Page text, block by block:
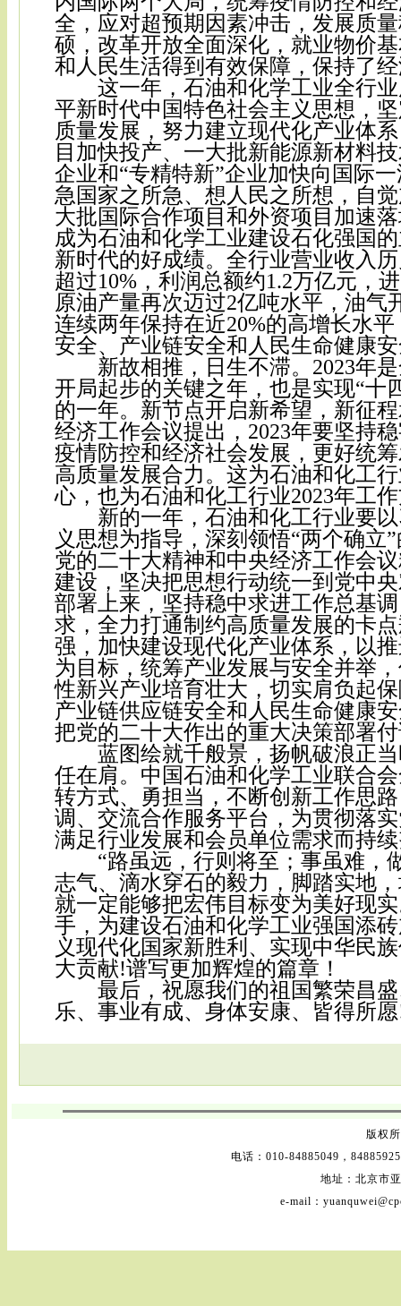
全，应对超预期因素冲击，发展质
硕，改革开放全面深化，就业物价
和人民生活得到有效保障，保持了
这一年，石油和化学工业全行
平新时代中国特色社会主义思想，
质量发展，努力建立现代化产业体
目加快投产、一大批新能源新材料
企业和“专精特新”企业加快向国际
急国家之所急、想人民之所想，自
大批国际合作项目和外资项目加速
成为石油和化学工业建设石化强国
新时代的好成绩。全行业营业收入
超过10%，利润总额约1.2万亿元，
原油产量再次迈过2亿吨水平，油气
连续两年保持在近20%的高增长水
安全、产业链安全和人民生命健康
新故相推，日生不滞。 2023年
开局起步的关键之年，也是实现“十
的一年。新节点开启新希望，新征
经济工作会议提出， 2023年要坚持
疫情防控和经济社会发展，更好统
高质量发展合力。这为石油和化工
心，也为石油和化工行业2023年工作
新的一年，石油和化工行业要
义思想为指导，深刻领悟“两个确立
党的二十大精神和中央经济工作会
建设，坚决把思想行动统一到党中
部署上来，坚持稳中求进工作总基
求，全力打通制约高质量发展的卡
强，加快建设现代化产业体系，以
为目标，统筹产业发展与安全并举
性新兴产业培育壮大，切实肩负起
产业链供应链安全和人民生命健康
把党的二十大作出的重大决策部署
蓝图绘就千般景，扬帆破浪正
任在肩。中国石油和化学工业联合
转方式、勇担当，不断创新工作思
调、交流合作服务平台，为贯彻落实
满足行业发展和会员单位需求而持
“路虽远，行则将至；事虽难，
志气、滴水穿石的毅力，脚踏实地
就一定能够把宏伟目标变为美好现
手，为建设石油和化学工业强国添
义现代化国家新胜利、实现中华民
大贡献!谱写更加辉煌的篇章！
最后，祝愿我们的祖国繁荣昌
乐、事业有成、身体安康、皆得所愿
版权
电话：010-84885049，
地址：北京市
e-mail：